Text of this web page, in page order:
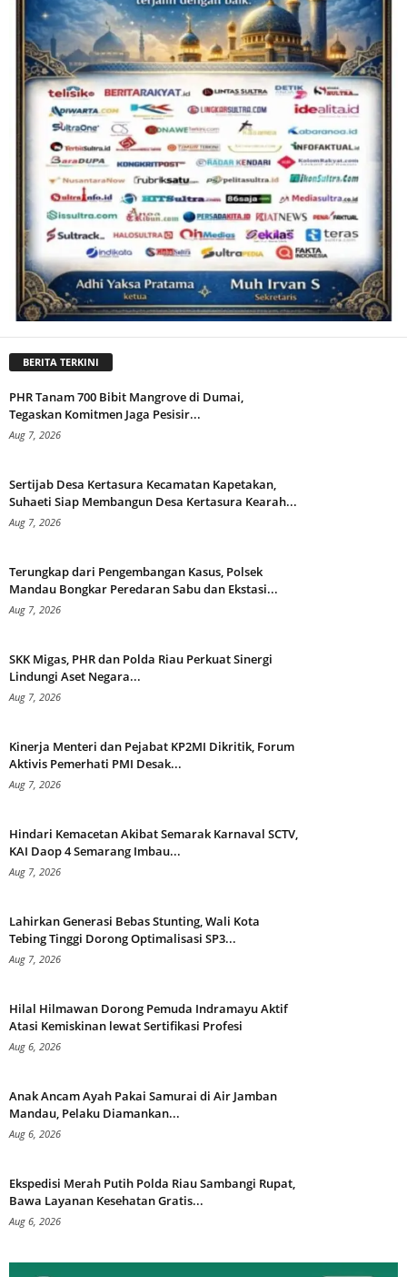
BERITA TERKINI
PHR Tanam 700 Bibit Mangrove di Dumai,
Tegaskan Komitmen Jaga Pesisir...
Aug 7, 2026
Sertijab Desa Kertasura Kecamatan Kapetakan,
Suhaeti Siap Membangun Desa Kertasura Kearah...
Aug 7, 2026
Terungkap dari Pengembangan Kasus, Polsek
Mandau Bongkar Peredaran Sabu dan Ekstasi...
Aug 7, 2026
SKK Migas, PHR dan Polda Riau Perkuat Sinergi
Lindungi Aset Negara...
Aug 7, 2026
Kinerja Menteri dan Pejabat KP2MI Dikritik, Forum
Aktivis Pemerhati PMI Desak...
Aug 7, 2026
Hindari Kemacetan Akibat Semarak Karnaval SCTV,
KAI Daop 4 Semarang Imbau...
Aug 7, 2026
Lahirkan Generasi Bebas Stunting, Wali Kota
Tebing Tinggi Dorong Optimalisasi SP3...
Aug 7, 2026
Hilal Hilmawan Dorong Pemuda Indramayu Aktif
Atasi Kemiskinan lewat Sertifikasi Profesi
Aug 6, 2026
Anak Ancam Ayah Pakai Samurai di Air Jamban
Mandau, Pelaku Diamankan...
Aug 6, 2026
Ekspedisi Merah Putih Polda Riau Sambangi Rupat,
Bawa Layanan Kesehatan Gratis...
Aug 6, 2026